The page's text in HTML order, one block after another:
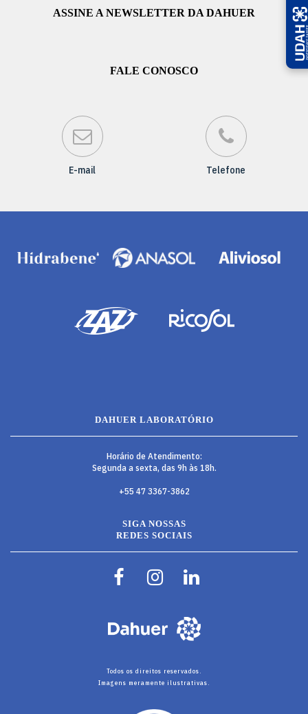
ASSINE A NEWSLETTER DA DAHUER
FALE CONOSCO
E-mail Telefone
DAHUER LABORATÓRIO
Horário de Atendimento:
Segunda a sexta, das 9h às 18h.
+55 47 3367-3862
SIGA NOSSAS
REDES SOCIAIS
Todos os direitos reservados.
Imagens meramente ilustrativas.